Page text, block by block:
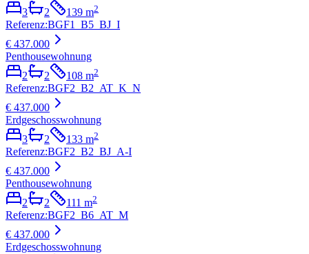
3
2 139 m2
Referenz:BGF1_B5_BJ_I
€ 437.000
Penthousewohnung
2
2 108 m2
Referenz:BGF2_B2_AT_K_N
€ 437.000
Erdgeschosswohnung
3
2 133 m2
Referenz:BGF2_B2_BJ_A-I
€ 437.000
Penthousewohnung
2
2 111 m2
Referenz:BGF2_B6_AT_M
€ 437.000
Erdgeschosswohnung